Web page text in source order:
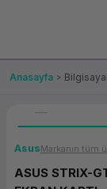
Çözümleri
Ürünler
Anasayfa
AsusMarkanın tüm
ASUS STRIX-